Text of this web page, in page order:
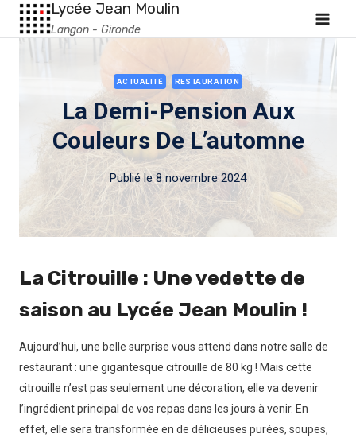
Lycée Jean Moulin
Langon - Gironde
ACTUALITÉ RESTAURATION
La Demi-Pension Aux
Couleurs De L’automne
Publié le8 novembre 2024
La Citrouille : Une vedette de
saison au Lycée Jean Moulin !
Aujourd’hui, une belle surprise vous attend dans notre salle de
restaurant : une gigantesque citrouille de 80 kg ! Mais cette
citrouille n’est pas seulement une décoration, elle va devenir
l’ingrédient principal de vos repas dans les jours à venir. En
effet, elle sera transformée en de délicieuses purées, soupes,